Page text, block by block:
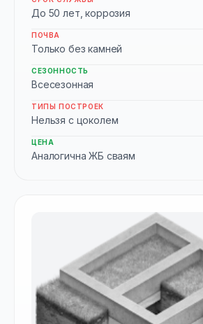
До 50 лет, коррозия
ПОЧВА
Только без камней
СЕЗОННОСТЬ
Всесезонная
ТИПЫ ПОСТРОЕК
Нельзя с цоколем
ЦЕНА
Аналогична ЖБ сваям